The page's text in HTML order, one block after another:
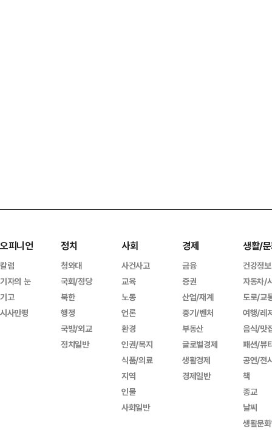
오피니언
칼럼
기자의 눈
기고
시사만평
정치
청와대
국회/정당
북한
행정
국방/외교
정치일반
사회
사건사고
교육
노동
언론
환경
인권/복지
식품/의료
지역
인물
사회일반
경제
금융
증권
산업/재계
중기/벤처
부동산
글로벌경제
생활경제
경제일반
생활/
건강정보
자동차/
도로/교
여행/레
음식/맛
패션/뷰
공연/전
책
종교
날씨
생활문